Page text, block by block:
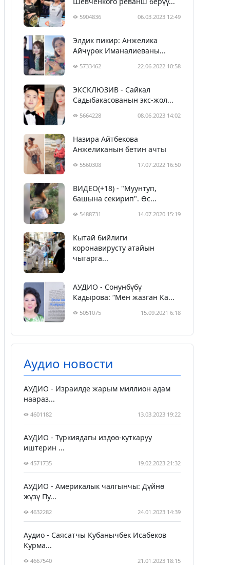
5904836 06.03.2023 12:49
Элдик пикир: Анжелика
Айчүрөк Иманалиеваны...
5733462 22.06.2022 10:58
ЭКСКЛЮЗИВ - Сайкал
Садыбакасованын экс-жол...
5664228 08.06.2023 14:02
Назира Айтбекова
Анжеликанын бетин ачты
5560308 17.07.2022 16:50
ВИДЕО(+18) - "Муунтуп,
башына секирип". Өс...
5488731 14.07.2020 15:19
Кытай бийлиги
коронавирусту атайын
чыгарга...
АУДИО - Сонунбүбү
Кадырова: “Мен жазган Ка...
5051075 15.09.2021 6:18
Аудио новости
АУДИО - Израилде жарым миллион адам
наараз...
4601182 13.03.2023 19:22
АУДИО - Түркиядагы издөө-куткаруу
иштерин ...
4571735 19.02.2023 21:32
АУДИО - Америкалык чалгынчы: Дүйнө
жүзү Пу...
4632282 24.01.2023 14:39
Аудио - Саясатчы Кубанычбек Исабеков
Курма...
4667540 21.01.2023 18:15